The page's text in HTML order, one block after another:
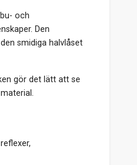
och
Den
smidiga halvlåset
gör det lätt att se